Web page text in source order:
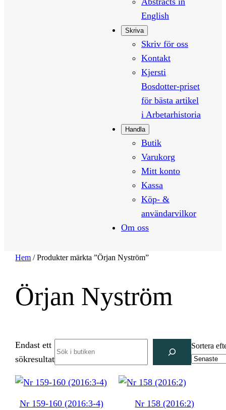
English
Skriva
Skriv för oss
Kontakt
Kjersti
Bosdotter-priset
för bästa artikel
i Arbetarhistoria
Handla
Butik
Varukorg
Mitt konto
Kassa
Köp- &
användarvilkor
Om oss
Hem / Produkter märkta ”Örjan Nyström”
Örjan Nyström
Endast ett
sökresultat
Sortera
Nr 159-160 (2016:3-4) Nr 158 (2016:2)